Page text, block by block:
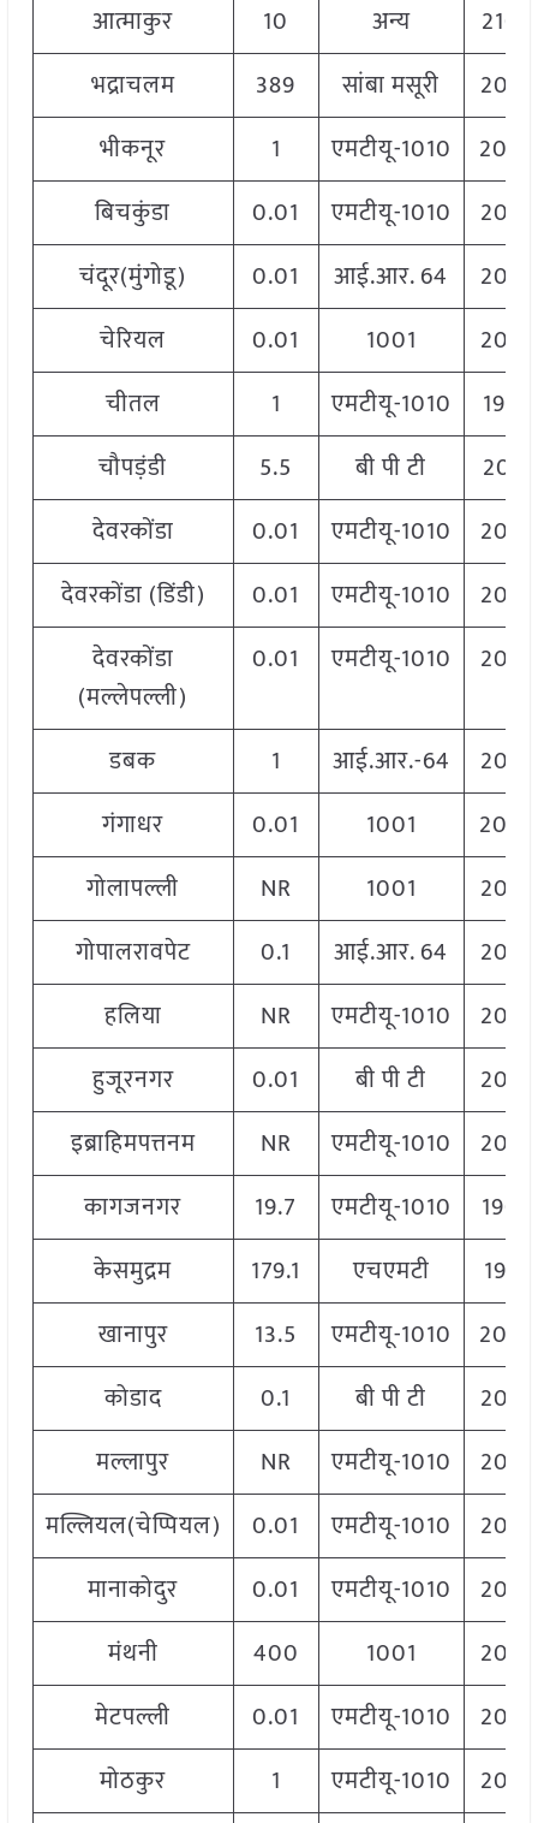
आत्माकुर
10 अन्य
2100
भद्राचलम
389 सांबा मसूरी
2060
भीकनूर
1 एमटीयू-1010
2040
बिचकुंडा
0.01 एमटीयू-1010
2060
चंदूर(मुंगोडू)
0.01 आई.आर. 64
2060
चेरियल
0.01 1001
2060
चीतल
1 एमटीयू-1010
1940
चौपड़ंडी
5.5 बी पी टी
2031
देवरकोंडा
0.01 एमटीयू-1010
2060
देवरकोंडा (डिंडी)
0.01 एमटीयू-1010
2060
देवरकोंडा
(मल्लेपल्ली)
0.01 एमटीयू-1010 2060
डबक 1 आई.आर.-64
2060
गंगाधर
0.01 1001
2040
गोलापल्ली
NR 1001
2060
गोपालरावपेट
0.1 आई.आर. 64
2060
हलिया
NR एमटीयू-1010
2060
हुजूरनगर
0.01 बी पी टी
2060
इब्राहिमपत्तनम
NR एमटीयू-1010
2060
कागजनगर
19.7 एमटीयू-1010
1900
केसमुद्रम
179.1 एचएमटी
1975
खानापुर
13.5 एमटीयू-1010
2040
कोडाद
0.1 बी पी टी
2060
मल्लापुर
NR एमटीयू-1010
2060
मल्लियल(चेप्पियल)
0.01 एमटीयू-1010
2060
मानाकोदुर
0.01 एमटीयू-1010
2060
मंथनी
400 1001
2060
मेटपल्ली
0.01 एमटीयू-1010
2060
मोठकुर
1 एमटीयू-1010
2060